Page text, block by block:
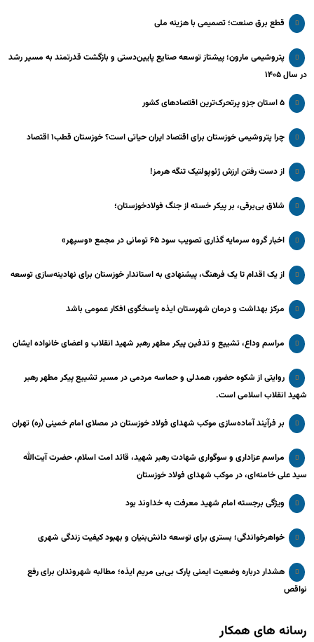
قطع برق صنعت؛ تصمیمی با هزینه ملی
پتروشیمی مارون؛ پیشتاز توسعه صنایع پایین‌دستی و بازگشت قدرتمند به مسیر رشد
در سال ۱۴۰۵
۵ استان جزو پرتحرک‌ترین اقتصاد‌های کشور
چرا پتروشیمی خوزستان برای اقتصاد ایران حیاتی است؟ خوزستان قطب۱ اقتصاد
از دست رفتن ارزش ژئوپولتیک تنگه هرمز!
شلاق‌ بی‌برقی، بر پیکر خسته‌ از جنگ فولادخوزستان؛
اخبار گروه سرمایه گذاری تصویب سود ۶۵ تومانی در مجمع «وسپهر»
از یک اقدام تا یک فرهنگ، پیشنهادی به استاندار خوزستان برای نهادینه‌سازی توسعه
مرکز بهداشت و درمان شهرستان ایذه پاسخگوی افکار عمومی باشد
مراسم وداع، تشییع و تدفین پیکر مطهر رهبر شهید انقلاب و اعضای خانواده ایشان
روایتی از شکوه حضور، همدلی و حماسه مردمی در مسیر تشییع پیکر مطهر رهبر
شهید انقلاب اسلامی است.
بر فرآیند آماده‌سازی موکب شهدای فولاد خوزستان در مصلای امام خمینی (ره) تهران
مراسم عزاداری و سوگواری شهادت رهبر شهید، قائد امت اسلام، حضرت آیت‌الله
سید علی خامنه‌ای، در موکب شهدای فولاد خوزستان
ویژگی برجسته امام شهید معرفت به خداوند بود
خواهرخواندگی؛ بستری برای توسعه دانش‌بنیان و بهبود کیفیت زندگی شهری
هشدار درباره وضعیت ایمنی پارک بی‌بی مریم ایذه؛ مطالبه شهروندان برای رفع
نواقص
رسانه های همکار